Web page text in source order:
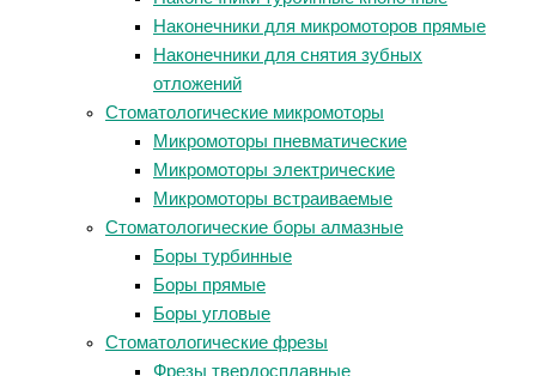
Наконечники для микромоторов прямые
Наконечники для снятия зубных
отложений
Стоматологические микромоторы
Микромоторы пневматические
Микромоторы электрические
Микромоторы встраиваемые
Стоматологические боры алмазные
Боры турбинные
Боры прямые
Боры угловые
Стоматологические фрезы
Фрезы твердосплавные